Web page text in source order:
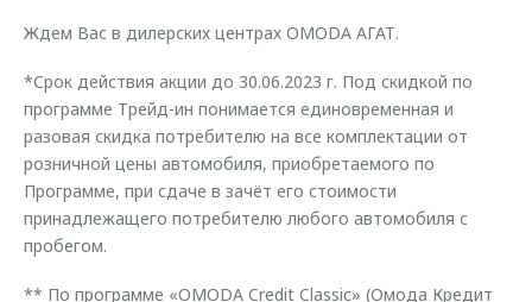
Ждем Вас в дилерских центрах OMODA АГАТ.
*Срок действия акции до 30.06.2023 г. Под скидкой по
программе Трейд-ин понимается единовременная и
разовая скидка потребителю на все комплектации от
розничной цены автомобиля, приобретаемого по
Программе, при сдаче в зачёт его стоимости
принадлежащего потребителю любого автомобиля с
пробегом.
** По программе «OMODA Credit Classic» (Омода Кредит